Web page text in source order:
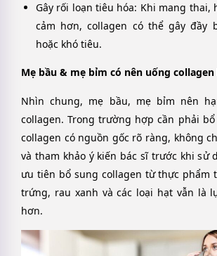
Gây rối loạn tiêu hóa: Khi mang thai,
cảm hơn, collagen có thể gây đầy
hoặc khó tiêu.
Mẹ bầu & mẹ bỉm có nên uống
Nhìn chung, mẹ bầu, mẹ bỉm nên
collagen. Trong trường hợp cần phải
collagen có nguồn gốc rõ ràng, không
và tham khảo ý kiến bác sĩ trước khi sử
ưu tiên bổ sung collagen từ thực phẩm
trứng, rau xanh và các loại hạt vẫn là
hơn.